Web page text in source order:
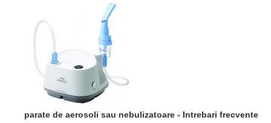
Aparate de aerosoli sau nebulizatoare - Intrebari frecvente